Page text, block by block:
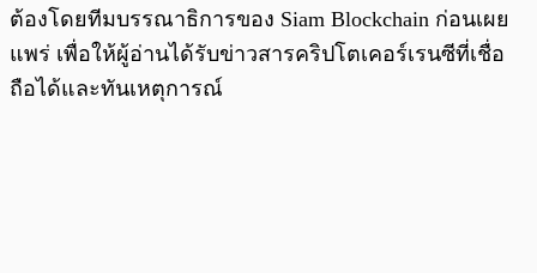
ต้องโดยทีมบรรณาธิการของ Siam Blockchain ก่อนเผย
แพร่ เพื่อให้ผู้อ่านได้รับข่าวสารคริปโตเคอร์เรนซีที่เชื่อ
ถือได้และทันเหตุการณ์